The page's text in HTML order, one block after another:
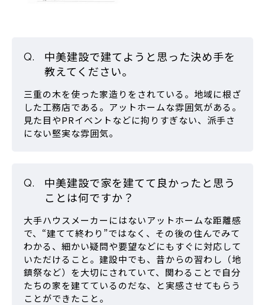
中美建設で建てようと思った決め手を
教えてください。
三重の木を使った家造りをされている。地域に根ざ
した工務店である。アットホームな雰囲気がある。
見た目やPRイベントなどに拘りすぎない、派手さ
にない堅実な雰囲気。
中美建設で家を建てて良かったと思う
ことは何ですか？
大手ハウスメーカーにはないアットホームな距離感
で、“建てて終わり”ではなく、その後の住んでみて
わかる、細かい疑問や要望などにもすぐに対応して
いただけること。建設中でも、昔からの習わし（地
鎮祭など）を大切にされていて、関わることで自分
たちの家を建てているのだな、と実感させてもらう
ことができたこと。